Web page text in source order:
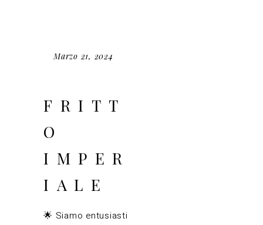
Marzo 21, 2024
FRITT
O
IMPER
IALE
🌟 Siamo entusiasti